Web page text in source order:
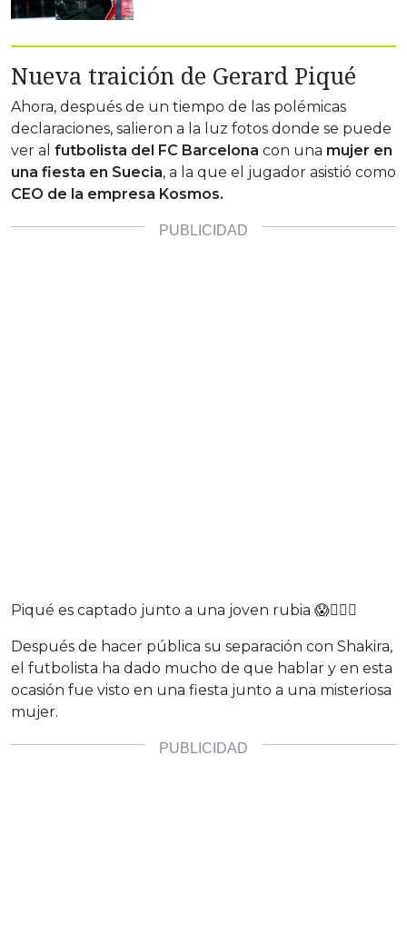
Nueva traición de Gerard Piqué
Ahora, después de un tiempo de las polémicas
declaraciones, salieron a la luz fotos donde se puede
ver al futbolista del FC Barcelona con una mujer en
una fiesta en Suecia, a la que el jugador asistió como
CEO de la empresa Kosmos.
Piqué es captado junto a una joven rubia 😱🙎🏼‍♀️
Después de hacer pública su separación con Shakira,
el futbolista ha dado mucho de que hablar y en esta
ocasión fue visto en una fiesta junto a una misteriosa
mujer.